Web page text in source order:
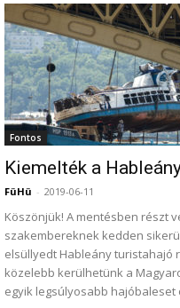
Fontos
Kiemelték a
FüHü - 2019-06-11
Köszönjük! A mentésben részt
szakembereknek kedden
elsüllyedt Hableány turistahajó
közelebb kerülhetünk a
egyik legsúlyosabb hajóbaleset